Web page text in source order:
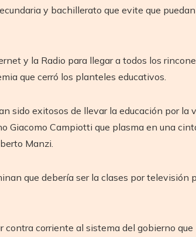
y bachillerato que evite que
y la Radio para llegar a todos los
que cerró los planteles educativos.
sido exitosos de llevar la educación por la
Giacomo Campiotti que plasma en una
Manzi.
que debería ser la clases por televisión
contra corriente al sistema del gobierno que